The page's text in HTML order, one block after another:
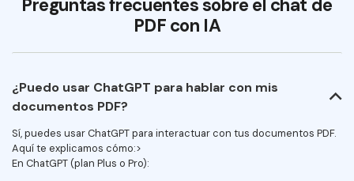
Preguntas frecuentes sobre el chat de
PDF con IA
¿Puedo usar ChatGPT para hablar con mis
documentos PDF?
Sí, puedes usar ChatGPT para interactuar con tus documentos PDF.
Aquí te explicamos cómo:>
En ChatGPT (plan Plus o Pro):